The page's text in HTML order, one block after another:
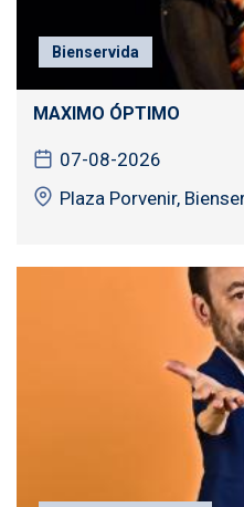
Bienservida
MAXIMO ÓPTIMO
07-08-2026
Plaza Porvenir,